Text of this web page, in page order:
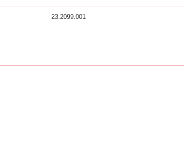
23.2099.001